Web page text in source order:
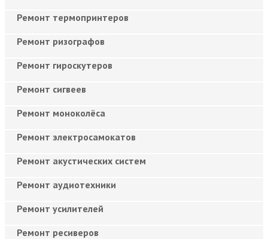
Ремонт термопринтеров
Ремонт ризографов
Ремонт гироскутеров
Ремонт сигвеев
Ремонт моноколёса
Ремонт электросамокатов
Ремонт акустических систем
Ремонт аудиотехники
Ремонт усилителей
Ремонт ресиверов